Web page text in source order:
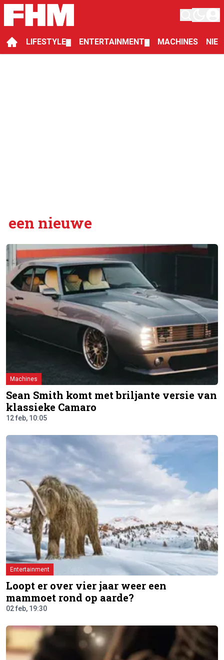
LIFESTYLE ENTERTAINMENT MACHINES
een nieuwe
Machines
Sean Smith komt met briljante versie van
klassieke Camaro
12 feb, 10:05
Entertainment
Loopt er over vier jaar weer een
mammoet rond op aarde?
02 feb, 19:30